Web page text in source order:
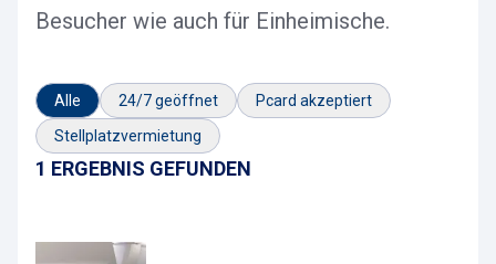
Besucher wie auch für Einheimische.
Alle 24/7 geöffnet
Pcard akzeptiert
Stellplatzvermietung
1 ERGEBNIS GEFUNDEN